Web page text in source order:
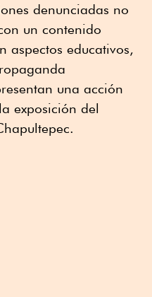
denunciadas no
un contenido
aspectos educativos,
una acción
exposición del